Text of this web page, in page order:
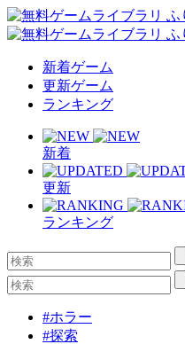
新着ゲーム
更新ゲーム
ランキング
新着
更新
ランキング
#ホラー
#探索